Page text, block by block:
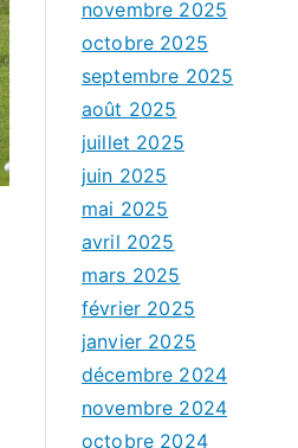
novembre 2025
octobre 2025
septembre 2025
août 2025
juillet 2025
juin 2025
mai 2025
avril 2025
mars 2025
février 2025
janvier 2025
décembre 2024
novembre 2024
octobre 2024